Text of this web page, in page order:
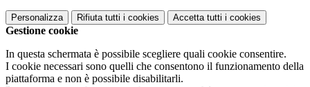
Personalizza Rifiuta tutti i cookies Accetta tutti i cookies
Gestione cookie
In questa schermata è possibile scegliere quali cookie consentire.
I cookie necessari sono quelli che consentono il funzionamento della
piattaforma e non è possibile disabilitarli.